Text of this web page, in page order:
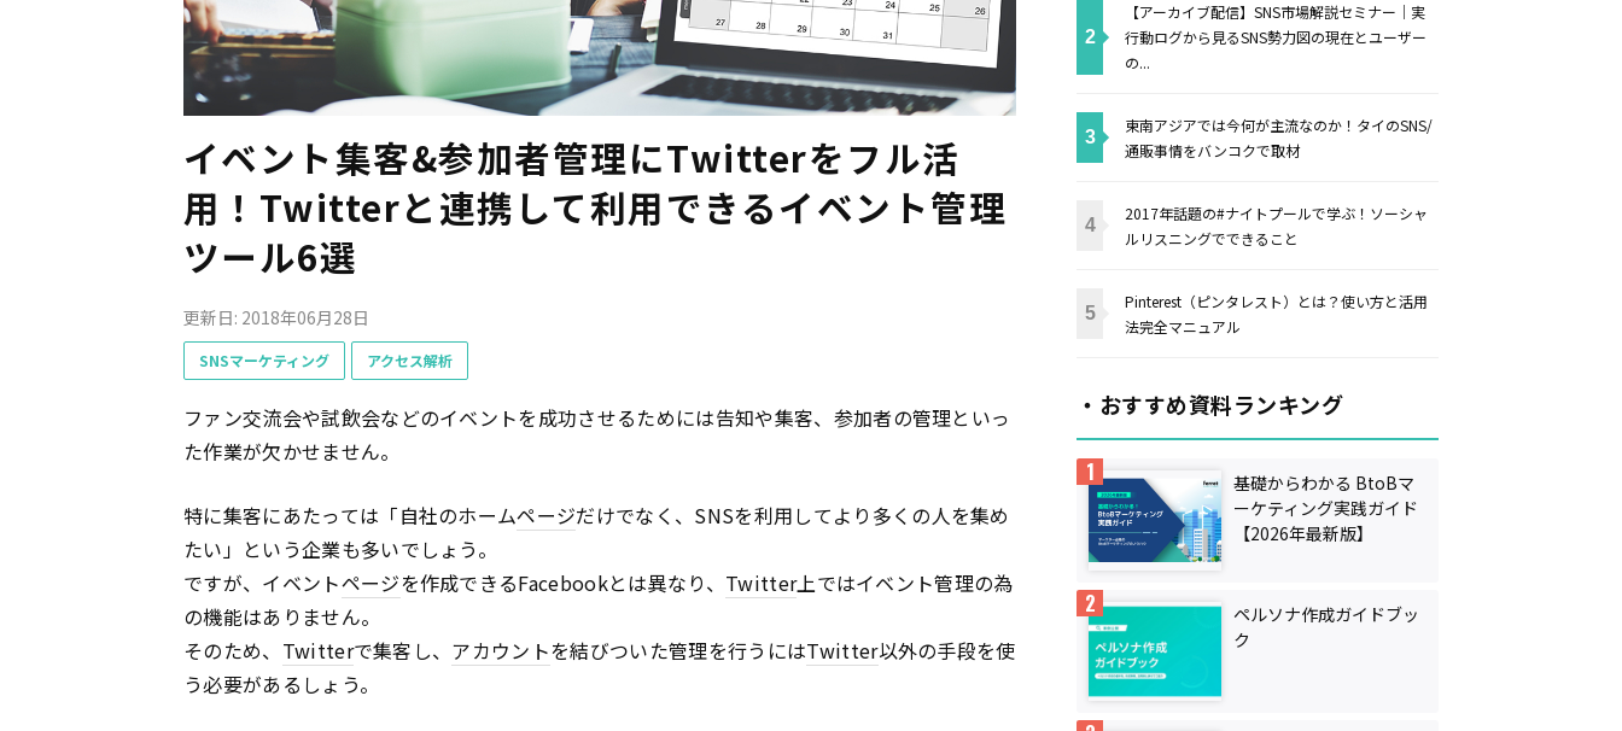
イベント集客&参加者管理にTwitterをフル活
用！Twitterと連携して利用できるイベント管理
ツール6選
更新日: 2018年06月28日
SNSマーケティング アクセス解析
ファン交流会や試飲会などのイベントを成功させるためには告知や集客、参加者の管理といっ
た作業が欠かせません。
特に集客にあたっては「自社のホームページだけでなく、SNSを利用してより多くの人を集め
たい」という企業も多いでしょう。
ですが、イベントページを作成できるFacebookとは異なり、 Twitter上ではイベント管理の為
の機能はありません。
そのため、 Twitterで集客し、 アカウントを結びついた管理を行うにはTwitter以外の手段を使
う必要があるしょう。
【アーカイブ配信】SNS市場解説セミナー｜実
行動ログから見るSNS勢力図の現在とユーザー
の...
東南アジアでは今何が主流なのか！タイのSNS/
通販事情をバンコクで取材
2017年話題の#ナイトプールで学ぶ！ソーシャ
ルリスニングでできること
Pinterest（ピンタレスト）とは？使い方と活用
法完全マニュアル
・おすすめ資料ランキング
基礎からわかる BtoBマ
ーケティング実践ガイド
【2026年最新版】
ペルソナ作成ガイドブッ
ク